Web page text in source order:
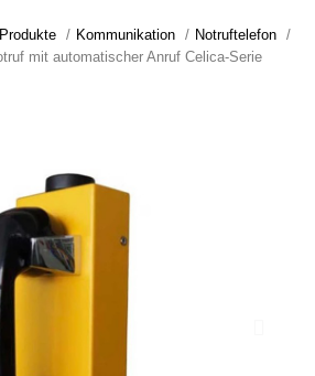
Kommunikation
Notruftelefon
mit automatischer Anruf Celica-Serie